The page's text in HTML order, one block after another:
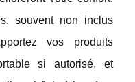
souvent non inclus
vos produits
si autorisé, et